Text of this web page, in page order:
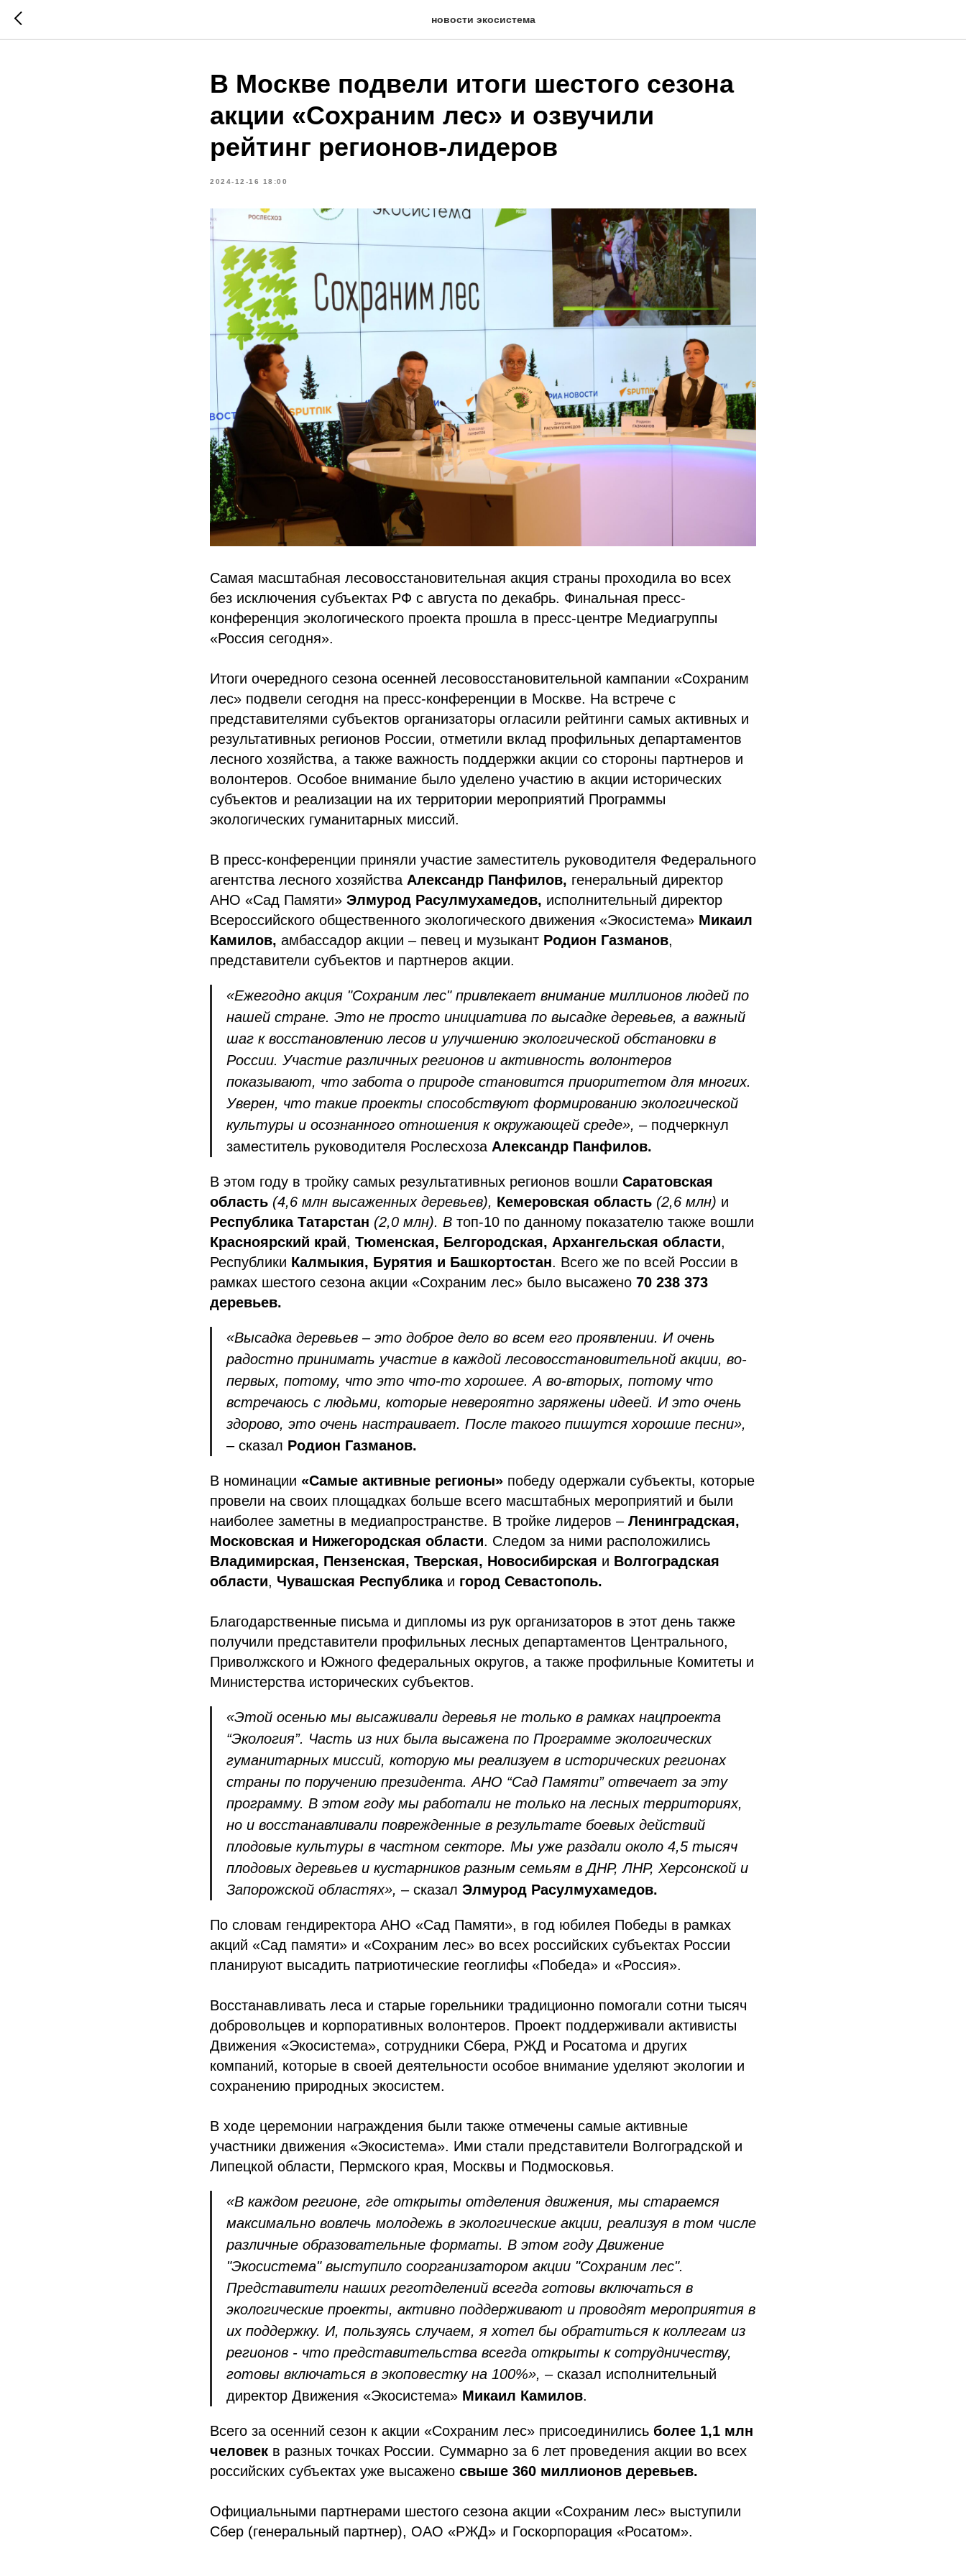
новости экосистема
В Москве подвели итоги шестого сезона
акции «Сохраним лес» и озвучили
рейтинг регионов-лидеров
2024-12-16 18:00
Самая масштабная лесовосстановительная акция страны проходила во всех
без исключения субъектах РФ с августа по декабрь. Финальная пресс-
конференция экологического проекта прошла в пресс-центре Медиагруппы
«Россия сегодня».
Итоги очередного сезона осенней лесовосстановительной кампании «Сохраним
лес» подвели сегодня на пресс-конференции в Москве. На встрече с
представителями субъектов организаторы огласили рейтинги самых активных и
результативных регионов России, отметили вклад профильных департаментов
лесного хозяйства, а также важность поддержки акции со стороны партнеров и
волонтеров. Особое внимание было уделено участию в акции исторических
субъектов и реализации на их территории мероприятий Программы
экологических гуманитарных миссий.
В пресс-конференции приняли участие заместитель руководителя Федерального
агентства лесного хозяйстваАлександр Панфилов, генеральный директор
АНО «Сад Памяти» Элмурод Расулмухамедов, исполнительный директор
Всероссийского общественного экологического движения «Экосистема» Микаил
Камилов, амбассадор акции – певец и музыкант Родион Газманов,
представители субъектов и партнеров акции.
«Ежегодно акция "Сохраним лес" привлекает внимание миллионов людей по
нашей стране. Это не просто инициатива по высадке деревьев, а важный
шаг к восстановлению лесов и улучшению экологической обстановки в
России. Участие различных регионов и активность волонтеров
показывают, что забота о природе становится приоритетом для многих.
Уверен, что такие проекты способствуют формированию экологической
культуры и осознанного отношения к окружающей среде», – подчеркнул
заместитель руководителя Рослесхоза Александр Панфилов.
В этом году в тройку самых результативных регионов вошли Саратовская
область (4,6 млн высаженных деревьев), Кемеровская область (2,6 млн) и
Республика Татарстан (2,0 млн). В топ-10 по данному показателю также вошли
Красноярский край, Тюменская, Белгородская, Архангельская области,
Республики Калмыкия, Бурятия и Башкортостан. Всего же по всей России в
рамках шестого сезона акции «Сохраним лес» было высажено 70 238 373
деревьев.
«Высадка деревьев – это доброе дело во всем его проявлении. И очень
радостно принимать участие в каждой лесовосстановительной акции, во-
первых, потому, что это что-то хорошее. А во-вторых, потому что
встречаюсь с людьми, которые невероятно заряжены идеей. И это очень
здорово, это очень настраивает. После такого пишутся хорошие песни»,
– сказал Родион Газманов.
В номинации «Самые активные регионы» победу одержали субъекты, которые
провели на своих площадках больше всего масштабных мероприятий и были
наиболее заметны в медиапространстве. В тройке лидеров – Ленинградская,
Московская и Нижегородская области. Следом за ними расположились
Владимирская, Пензенская, Тверская, Новосибирская и Волгоградская
области, Чувашская Республикаи город Севастополь.
Благодарственные письма и дипломы из рук организаторов в этот день также
получили представители профильных лесных департаментов Центрального,
Приволжского и Южного федеральных округов, а также профильные Комитеты и
Министерства исторических субъектов.
«Этой осенью мы высаживали деревья не только в рамках нацпроекта
“Экология”. Часть из них была высажена по Программе экологических
гуманитарных миссий, которую мы реализуем в исторических регионах
страны по поручению президента. АНО “Сад Памяти” отвечает за эту
программу. В этом году мы работали не только на лесных территориях,
но и восстанавливали поврежденные в результате боевых действий
плодовые культуры в частном секторе. Мы уже раздали около 4,5 тысяч
плодовых деревьев и кустарников разным семьям в ДНР, ЛНР, Херсонской и
Запорожской областях», – сказал Элмурод Расулмухамедов.
По словам гендиректора АНО «Сад Памяти», в год юбилея Победы в рамках
акций «Сад памяти» и «Сохраним лес» во всех российских субъектах России
планируют высадить патриотические геоглифы «Победа» и «Россия».
Восстанавливать леса и старые горельники традиционно помогали сотни тысяч
добровольцев и корпоративных волонтеров. Проект поддерживали активисты
Движения «Экосистема», сотрудники Сбера, РЖД и Росатома и других
компаний, которые в своей деятельности особое внимание уделяют экологии и
сохранению природных экосистем.
В ходе церемонии награждения были также отмечены самые активные
участники движения «Экосистема». Ими стали представители Волгоградской и
Липецкой области, Пермского края, Москвы и Подмосковья.
«В каждом регионе, где открыты отделения движения, мы стараемся
максимально вовлечь молодежь в экологические акции, реализуя в том числе
различные образовательные форматы. В этом году Движение
"Экосистема" выступило соорганизатором акции "Сохраним лес".
Представители наших реготделений всегда готовы включаться в
экологические проекты, активно поддерживают и проводят мероприятия в
их поддержку. И, пользуясь случаем, я хотел бы обратиться к коллегам из
регионов - что представительства всегда открыты к сотрудничеству,
готовы включаться в экоповестку на 100%», – сказал исполнительный
директор Движения «Экосистема» Микаил Камилов.
Всего за осенний сезон к акции «Сохраним лес» присоединились более 1,1 млн
человек в разных точках России. Суммарно за 6 лет проведения акции во всех
российских субъектах уже высажено свыше 360 миллионов деревьев.
Официальными партнерами шестого сезона акции «Сохраним лес» выступили
Сбер (генеральный партнер), ОАО «РЖД» и Госкорпорация «Росатом».